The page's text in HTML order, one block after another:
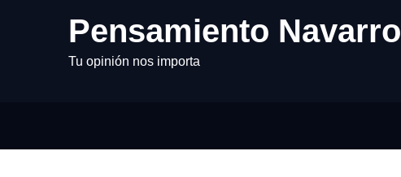
Pensamiento Navarro
Tu opinión nos importa